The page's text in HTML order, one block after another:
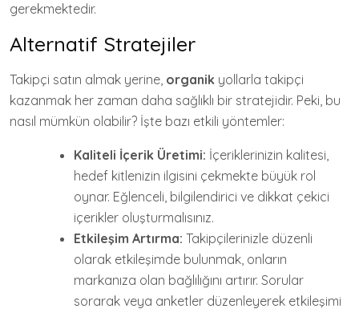
gerekmektedir.
Alternatif Stratejiler
Takipçi satın almak yerine, organik yollarla takipçi
kazanmak her zaman daha sağlıklı bir stratejidir. Peki, bu
nasıl mümkün olabilir? İşte bazı etkili yöntemler:
Kaliteli İçerik Üretimi: İçeriklerinizin kalitesi,
hedef kitlenizin ilgisini çekmekte büyük rol
oynar. Eğlenceli, bilgilendirici ve dikkat çekici
içerikler oluşturmalısınız.
Etkileşim Artırma: Takipçilerinizle düzenli
olarak etkileşimde bulunmak, onların
markanıza olan bağlılığını artırır. Sorular
sorarak veya anketler düzenleyerek etkileşimi